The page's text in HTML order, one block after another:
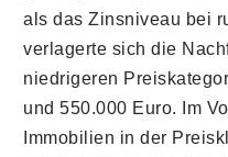
als das Zinsniveau bei
verlagerte sich die
niedrigeren
und 550.000 Euro. Im
Immobilien in der